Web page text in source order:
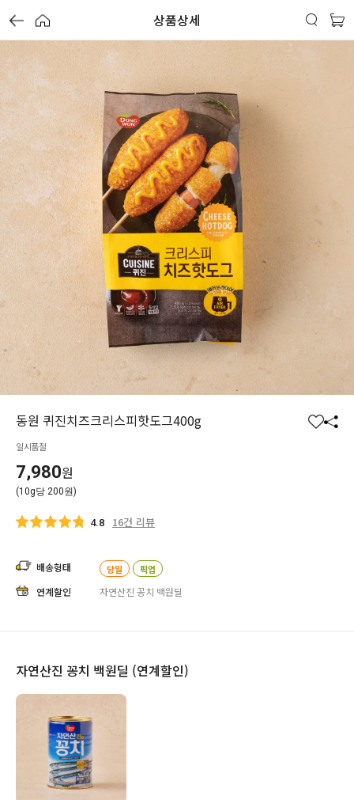
상품상세
동원 퀴진치즈크리스피핫도그400g
찜 공
일시품절
7,980원
(10g당 200원)
4.8 16건 리뷰
배송형태 당일 픽업
연계할인 자연산진 꽁치 백원딜
자연산진 꽁치 백원딜 (연계할인)
할
격
가
별
점
중
인
전
가
격
가
격
5
개
만
점
중